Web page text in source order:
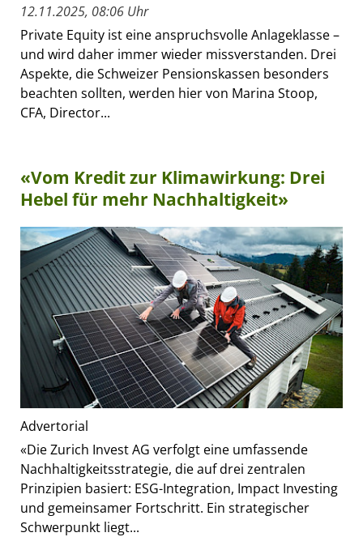
12.11.2025, 08:06 Uhr
Private Equity ist eine anspruchsvolle Anlageklasse –
und wird daher immer wieder missverstanden. Drei
Aspekte, die Schweizer Pensionskassen besonders
beachten sollten, werden hier von Marina Stoop,
CFA, Director...
«Vom Kredit zur Klimawirkung: Drei
Hebel für mehr Nachhaltigkeit»
Advertorial
«Die Zurich Invest AG verfolgt eine umfassende
Nachhaltigkeitsstrategie, die auf drei zentralen
Prinzipien basiert: ESG-Integration, Impact Investing
und gemeinsamer Fortschritt. Ein strategischer
Schwerpunkt liegt...